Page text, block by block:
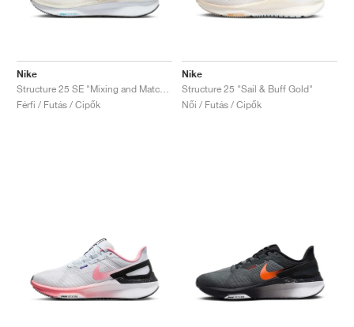
Nike
Férfi / Futás / Cipők
Nike
Structure 25 "Sail & Buff Gold"
Női / Futás / Cipők